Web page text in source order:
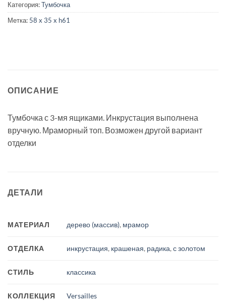
Категория:Тумбочка
Метка: 58 x 35 x h61
ОПИСАНИЕ
Тумбочка с 3-мя ящиками. Инкрустация выполнена
вручную. Мраморный топ. Возможен другой вариант
отделки
ДЕТАЛИ
МАТЕРИАЛ дерево (массив), мрамор
ОТДЕЛКА инкрустация, крашеная, радика,с золотом
СТИЛЬ классика
КОЛЛЕКЦИЯ Versailles